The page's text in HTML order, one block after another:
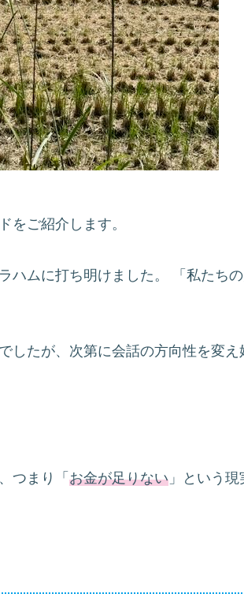
をご紹介します。
ハムに打ち明けました。 「私たち
したが、次第に会話の方向性を変え
つまり「 お金が足りない 」という現